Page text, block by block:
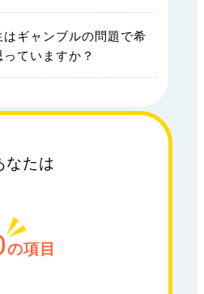
ギャンブルの問題で希
ていますか？
なたは
の項目